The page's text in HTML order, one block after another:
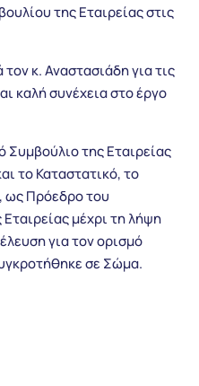
της Εταιρείας στις
κ. Αναστασιάδη για τις
καλή συνέχεια στο έργο
Συμβούλιο της Εταιρείας
το Καταστατικό, το
ως Πρόεδρο του
μέχρι τη λήψη
για τον ορισμό
σε Σώμα.